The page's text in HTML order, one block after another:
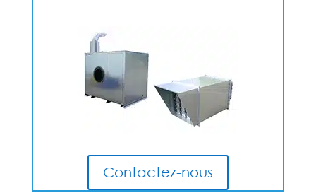
Contactez-nous